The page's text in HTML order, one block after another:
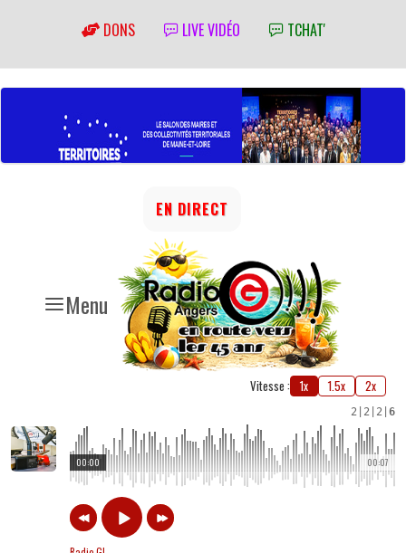
DONS LIVE VIDÉO TCHAT'
Menu
EN DIRECT
Vitesse : 1x 1.5x 2x
2 2 2 6
00:07
00:00